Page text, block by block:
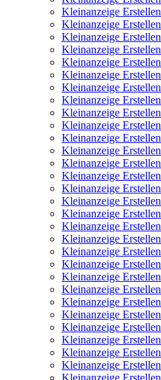
Kleinanzeige Erstellen
Kleinanzeige Erstellen
Kleinanzeige Erstellen
Kleinanzeige Erstellen
Kleinanzeige Erstellen
Kleinanzeige Erstellen
Kleinanzeige Erstellen
Kleinanzeige Erstellen
Kleinanzeige Erstellen
Kleinanzeige Erstellen
Kleinanzeige Erstellen
Kleinanzeige Erstellen
Kleinanzeige Erstellen
Kleinanzeige Erstellen
Kleinanzeige Erstellen
Kleinanzeige Erstellen
Kleinanzeige Erstellen
Kleinanzeige Erstellen
Kleinanzeige Erstellen
Kleinanzeige Erstellen
Kleinanzeige Erstellen
Kleinanzeige Erstellen
Kleinanzeige Erstellen
Kleinanzeige Erstellen
Kleinanzeige Erstellen
Kleinanzeige Erstellen
Kleinanzeige Erstellen
Kleinanzeige Erstellen
Kleinanzeige Erstellen
Kleinanzeige Erstellen